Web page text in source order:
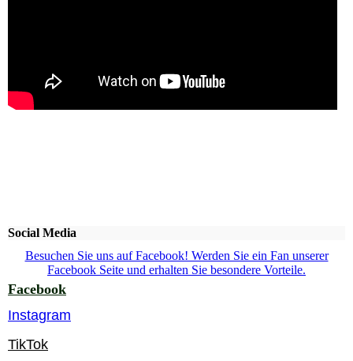
Social Media
Besuchen Sie uns auf Facebook! Werden Sie ein Fan unserer
Facebook Seite und erhalten Sie besondere Vorteile.
Facebook
Instagram
TikTok